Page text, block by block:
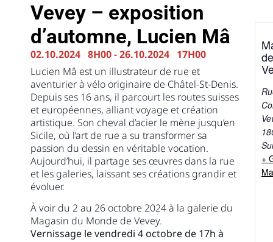
Vevey – exposition
d’automne, Lucien Mâ
02.10.2024 8H00-26.10.2024 17H00
Lucien Mâ est un illustrateur de rue et
aventurier à vélo originaire de Châtel-St-Denis.
Depuis ses 16 ans, il parcourt les routes suisses
et européennes, alliant voyage et création
artistique. Son cheval d’acier le mène jusqu’en
Sicile, où l’art de rue a su transformer sa
passion du dessin en véritable vocation.
Aujourd’hui, il partage ses œuvres dans la rue
et les galeries, laissant ses créations grandir et
évoluer.
À voir du 2 au 26 octobre 2024 à la galerie du
Magasin du Monde de Vevey.
Vernissage le vendredi 4 octobre de 17h à
de
+